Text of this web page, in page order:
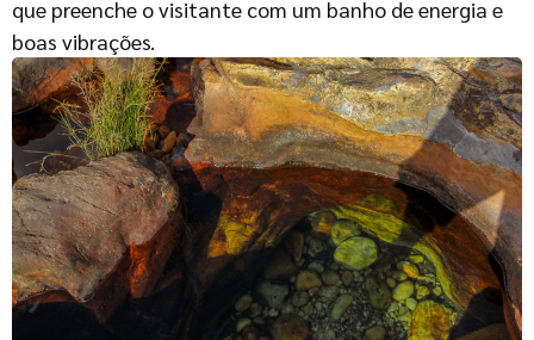
que preenche o visitante com um banho de energia e
boas vibrações.